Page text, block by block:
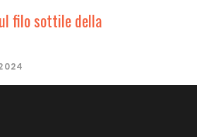
filo sottile della